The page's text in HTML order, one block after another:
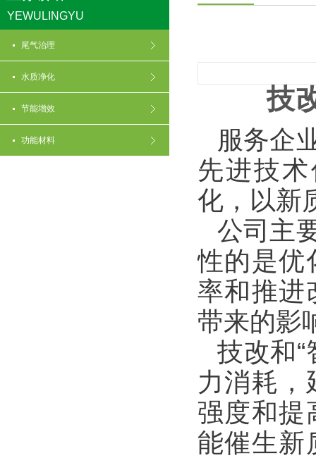
YEWULINGYU
尾气治理
水质净化
节能增效
功能材料
技
服务企
先进技
化，以新
公司主
性的是优
率和推进
带来的影
技改和
力消耗，
强度和提
能催生新